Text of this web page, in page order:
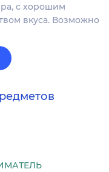
с хорошим
вкуса. Возможно